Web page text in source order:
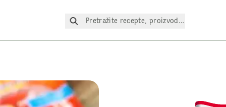
Pretražite recepte, proizvode itd.